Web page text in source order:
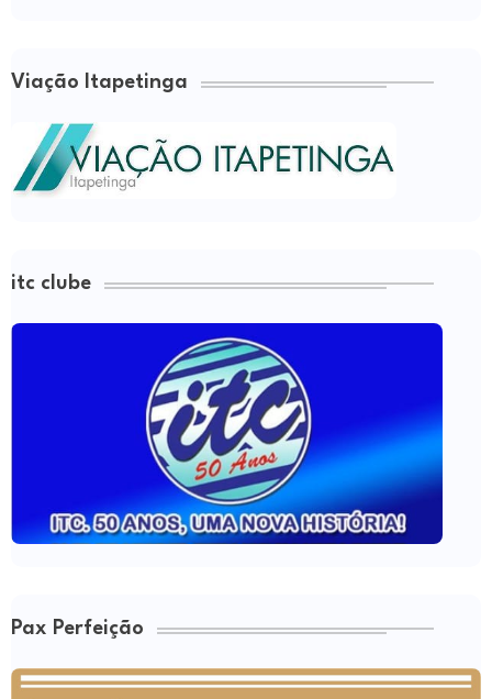
Viação Itapetinga
itc clube
Pax Perfeição